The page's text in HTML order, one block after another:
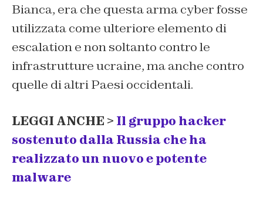
Bianca, era che questa arma cyber fosse
utilizzata come ulteriore elemento di
escalation e non soltanto contro le
infrastrutture ucraine, ma anche contro
quelle di altri Paesi occidentali.
LEGGI ANCHE > Il gruppo hacker
sostenuto dalla Russia che ha
realizzato un nuovo e potente
malware